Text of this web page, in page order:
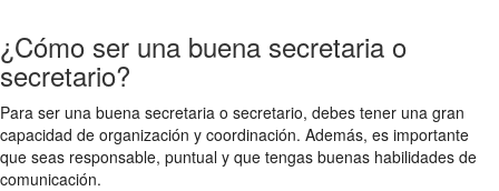
¿Cómo ser una buena secretaria o
secretario?
Para ser una buena secretaria o secretario, debes tener una gran
capacidad de organización y coordinación. Además, es importante
que seas responsable, puntual y que tengas buenas habilidades de
comunicación.